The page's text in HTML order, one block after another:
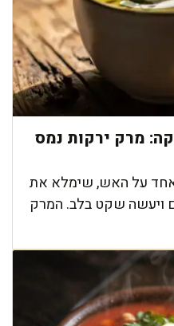
מרק ירקות נמס
אחד על האש, שימלא את
ויעשה שקט בלב. המרק